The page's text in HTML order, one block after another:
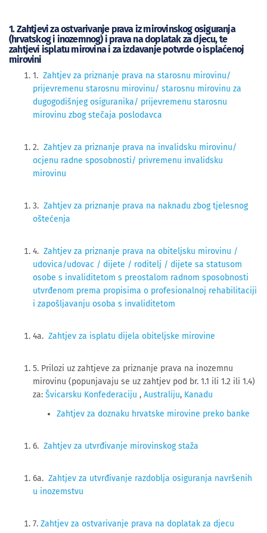
1. Zahtjevi za ostvarivanje prava iz mirovinskog osiguranja
(hrvatskog i inozemnog) i prava na doplatak za djecu, te
zahtjevi isplatu mirovina i za izdavanje potvrde o isplaćenoj
mirovini
1. Zahtjev za priznanje prava na starosnu mirovinu/
prijevremenu starosnu mirovinu/ starosnu mirovinu za
dugogodišnjeg osiguranika/ prijevremenu starosnu
mirovinu zbog stečaja poslodavca
2. Zahtjev za priznanje prava na invalidsku mirovinu/
ocjenu radne sposobnosti/ privremenu invalidsku
mirovinu
3. Zahtjev za priznanje prava na naknadu zbog tjelesnog
oštećenja
4. Zahtjev za priznanje prava na obiteljsku mirovinu /
udovica/udovac / dijete / roditelj / dijete sa statusom
osobe s invaliditetom s preostalom radnom sposobnosti
utvrđenom prema propisima o profesionalnoj rehabilitaciji
i zapošljavanju osoba s invaliditetom
4a. Zahtjev za isplatu dijela obiteljske mirovine
5. Prilozi uz zahtjeve za priznanje prava na inozemnu
mirovinu (popunjavaju se uz zahtjev pod br. 1.1 ili 1.2 ili 1.4)
za: Švicarsku Konfederaciju , Australiju, Kanadu
Zahtjev za doznaku hrvatske mirovine preko banke
6. Zahtjev za utvrđivanje mirovinskog staža
6a. Zahtjev za utvrđivanje razdoblja osiguranja navršenih
u inozemstvu
7. Zahtjev za ostvarivanje prava na doplatak za djecu